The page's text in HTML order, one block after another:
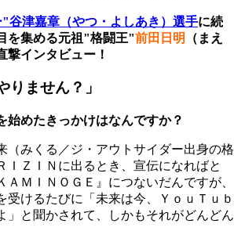
谷津嘉章（やつ・よしあき）選手に続
を集める元祖"格闘王"前田日明
（まえ
撃インタビュー！
りません？」
めたきっかけはなんですか？
（みくる／ジ・アウトサイダー出身の格
ＩＺＩＮに出るとき、宣伝になればと
ＡＭＩＮＯＧＥ』につないだんですが、
受けるたびに「未来は今、ＹｏｕＴｕｂ
」と聞かされて、しかもそれがどんどん